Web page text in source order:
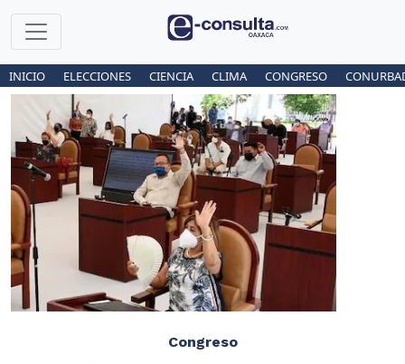
INICIO ELECCIONES CIENCIA CLIMA CONGRESO
Congreso